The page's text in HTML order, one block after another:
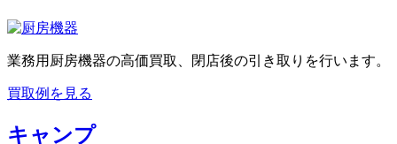
業務用厨房機器の高価買取、閉店後の引き取りを行います。
買取例を見る
キャンプ